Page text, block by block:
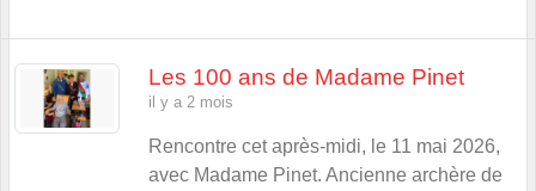
Les 100 ans de Madame Pinet
il y a 2 mois
Rencontre cet après-midi, le 11 mai 2026,
avec Madame Pinet. Ancienne archère de